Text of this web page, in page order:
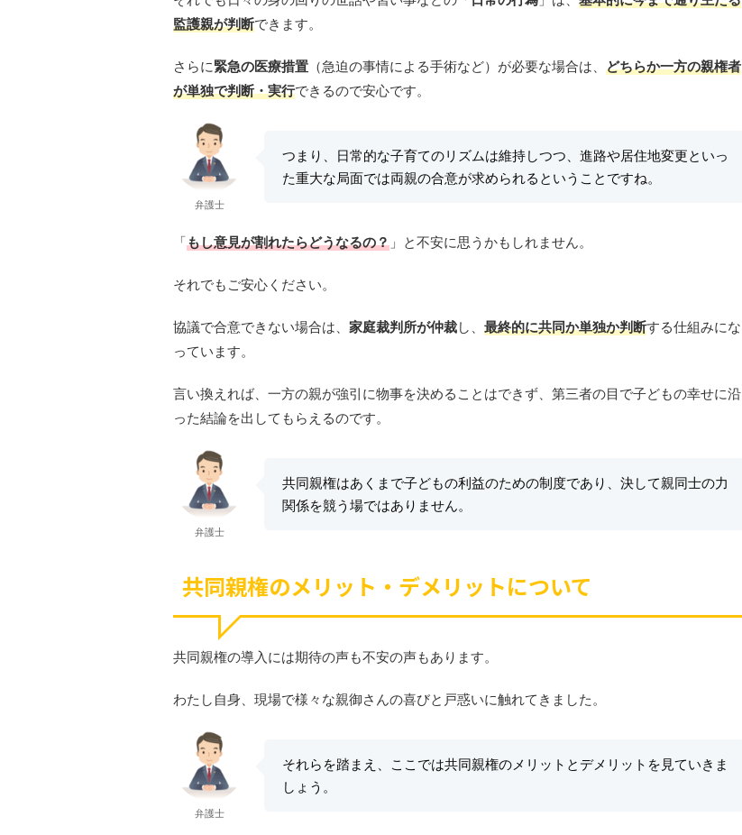
監護親が判断できます。
さらに緊急の医療措置 （急迫の事情による手術など）が必要な場合は、 どちらか一方の親権者
が単独で判断・実行できるので安心です。
弁護士
つまり、日常的な子育てのリズムは維持しつつ、進路や居住地変更といっ
た重大な局面では両親の合意が求められるということですね。
「もし意見が割れたらどうなるの？ 」と不安に思うかもしれません。
それでもご安心ください。
協議で合意できない場合は、 家庭裁判所が仲裁し、 最終的に共同か単独か判断する仕組みにな
っています。
言い換えれば、一方の親が強引に物事を決めることはできず、第三者の目で子どもの幸せに沿
った結論を出してもらえるのです。
弁護士
共同親権はあくまで子どもの利益のための制度であり、決して親同士の力
関係を競う場ではありません。
共同親権のメリット・デメリットについて
共同親権の導入には期待の声も不安の声もあります。
わたし自身、現場で様々な親御さんの喜びと戸惑いに触れてきました。
弁護士
それらを踏まえ、ここでは共同親権のメリットとデメリットを見ていきま
しょう。